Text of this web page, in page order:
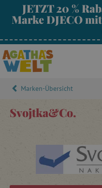
JETZT 20 %
Marke DJECO
Marken-Übersicht
Svojtka&Co.